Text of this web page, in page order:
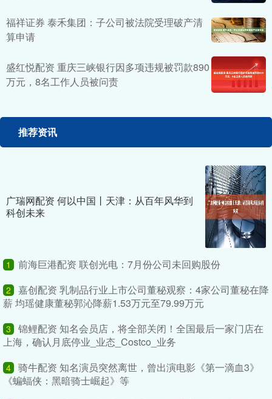
福祥证券 泰禾集团：子公司被法院受理破产清
算申请
盛红悦配资 重庆三峡银行因多项违规被罚款890
万元，8名工作人员被问责
推荐资讯
广瑞网配资 何以中国丨天津：从百年风华到
科创未来
1 前海巨港配资 联创光电：7月份公司未回购股份
2
嘉创配资 乳制品行业上市公司董秘观察：4家公司董秘在降
薪 均瑶健康董秘郭沁降薪1.53万元至79.99万元
3
锦鲤配资 知名会员店，将全部关闭！全国最后一家门店在
上海，确认月底停业_业态_Costco_业务
4 骑牛配资 知名演员突然离世，曾出演电影《第一滴血3》
《蝙蝠侠：黑暗骑士崛起》等